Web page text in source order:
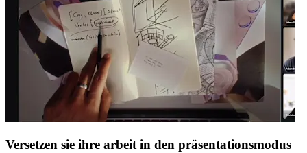
Versetzen sie ihre arbeit in den präsentationsmodus